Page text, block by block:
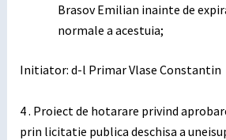
Brasov Emilian inainte de
normale a acestuia;
Initiator: d-l Primar Vlase Constantin
4 . Proiect de hotarare privind
prin licitatie publica deschisa a